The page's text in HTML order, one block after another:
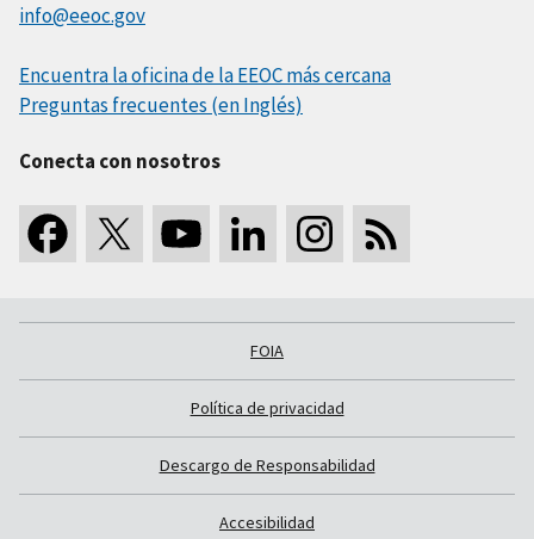
info@eeoc.gov
Encuentra la oficina de la EEOC más cercana
Preguntas frecuentes (en Inglés)
Conecta con nosotros
FOIA
Política de privacidad
Descargo de Responsabilidad
Accesibilidad